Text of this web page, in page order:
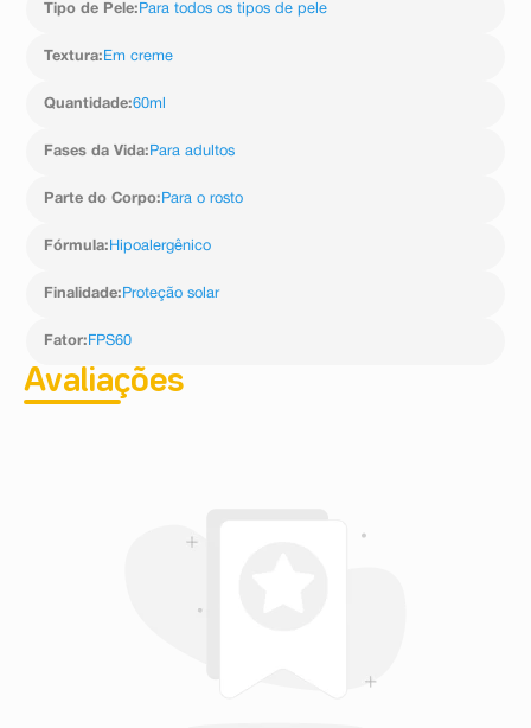
Tipo de Pele: Para todos os tipos de pele
Textura: Em creme
Quantidade:60ml
Fases da Vida: Para adultos
Parte do Corpo: Para o rosto
Fórmula: Hipoalergênico
Finalidade: Proteção solar
Fator: FPS60
Avaliações